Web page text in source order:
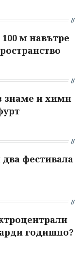
м навътре
знаме и химн
фестивала
годишно?